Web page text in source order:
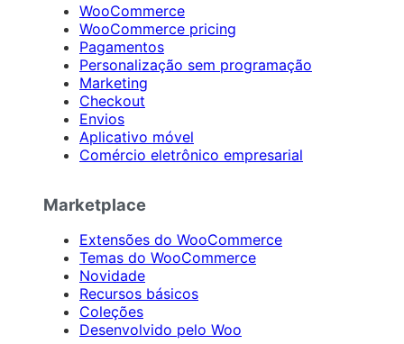
WooCommerce
WooCommerce pricing
Pagamentos
Personalização sem programação
Marketing
Checkout
Envios
Aplicativo móvel
Comércio eletrônico empresarial
Marketplace
Extensões do WooCommerce
Temas do WooCommerce
Novidade
Recursos básicos
Coleções
Desenvolvido pelo Woo